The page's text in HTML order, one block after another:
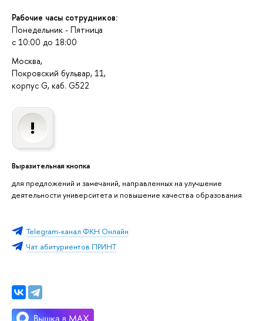
Рабочие часы сотрудников:
Понедельник - Пятница
c 10:00 до 18:00
Москва,
Покровский бульвар, 11,
корпус G, каб. G522
Выразительная кнопка
для предложений и замечаний, направленных на улучшение
деятельности университета и повышение качества образования
Telegram-канал ФКН Онлайн
Чат абитуриентов ПРИНТ